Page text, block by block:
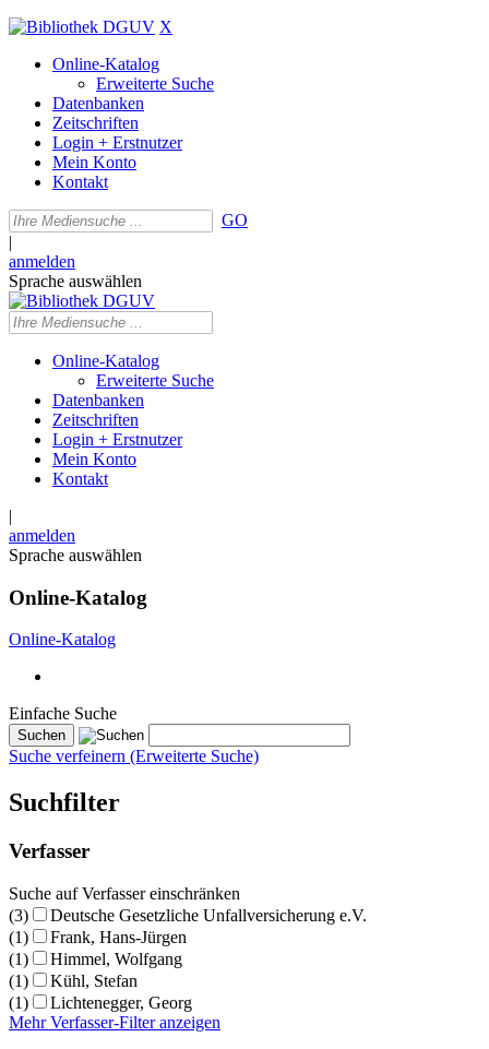
X
Online-Katalog
Erweiterte Suche
Datenbanken
Zeitschriften
Login + Erstnutzer
Mein Konto
Kontakt
GO
|
anmelden
Sprache auswählen
Online-Katalog
Erweiterte Suche
Datenbanken
Zeitschriften
Login + Erstnutzer
Mein Konto
Kontakt
|
anmelden
Sprache auswählen
Online-Katalog
Online-Katalog
Einfache Suche
Suche verfeinern (Erweiterte Suche)
Suchfilter
Verfasser
Suche auf Verfasser einschränken
(3)
Deutsche Gesetzliche Unfallversicherung e.V.
(1)
Frank, Hans-Jürgen
(1)
Himmel, Wolfgang
(1)
Kühl, Stefan
(1)
Lichtenegger, Georg
Mehr Verfasser-Filter anzeigen